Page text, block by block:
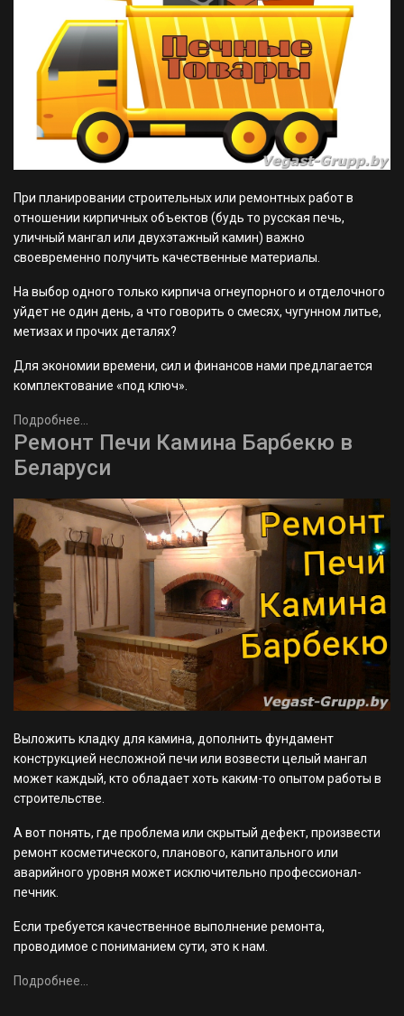
При планировании строительных или ремонтных работ в
отношении кирпичных объектов (будь то русская печь,
уличный мангал или двухэтажный камин) важно
своевременно получить качественные материалы.
На выбор одного только кирпича огнеупорного и отделочного
уйдет не один день, а что говорить о смесях, чугунном литье,
метизах и прочих деталях?
Для экономии времени, сил и финансов нами предлагается
комплектование «под ключ».
Подробнее...
Ремонт Печи Камина Барбекю в
Беларуси
Выложить кладку для камина, дополнить фундамент
конструкцией несложной печи или возвести целый мангал
может каждый, кто обладает хоть каким-то опытом работы в
строительстве.
А вот понять, где проблема или скрытый дефект, произвести
ремонт косметического, планового, капитального или
аварийного уровня может исключительно профессионал-
печник.
Если требуется качественное выполнение ремонта,
проводимое с пониманием сути, это к нам.
Подробнее...